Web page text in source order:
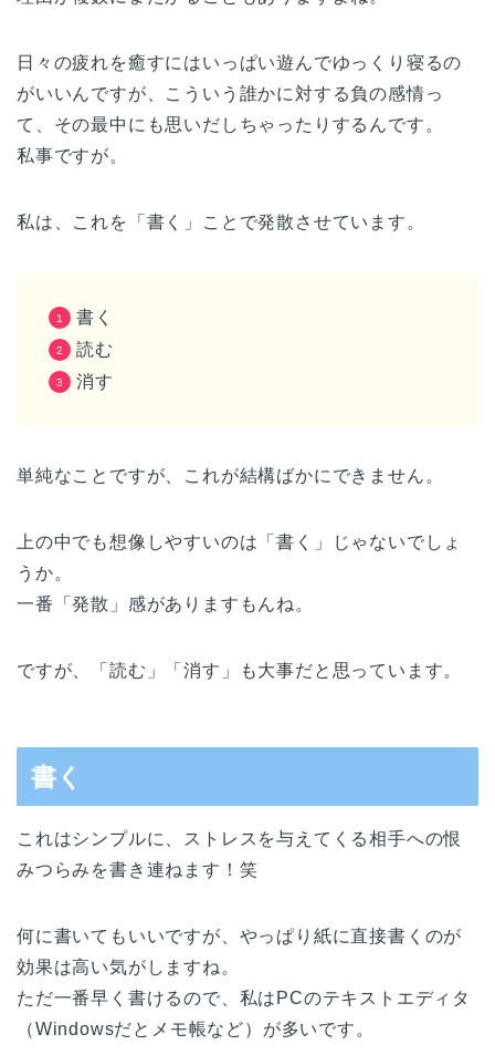
日々の疲れを癒すにはいっぱい遊んでゆっくり寝るの
がいいんですが、こういう誰かに対する負の感情っ
て、その最中にも思いだしちゃったりするんです。
私事ですが。
私は、これを「書く」ことで発散させています。
書く
読む
消す
単純なことですが、これが結構ばかにできません。
上の中でも想像しやすいのは「書く」じゃないでしょ
うか。
一番「発散」感がありますもんね。
ですが、「読む」「消す」も大事だと思っています。
書く
これはシンプルに、ストレスを与えてくる相手への恨
みつらみを書き連ねます！笑
何に書いてもいいですが、やっぱり紙に直接書くのが
効果は高い気がしますね。
ただ一番早く書けるので、私はPCのテキストエディタ
（Windowsだとメモ帳など）が多いです。